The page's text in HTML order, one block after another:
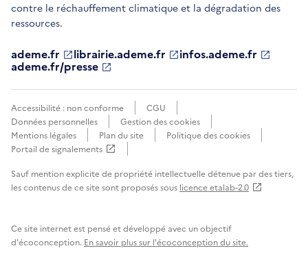
contre le réchauffement climatique et la dégradation des
ressources.
ademe.fr
S'ouvre
dans
une
nouvelle
librairie.ademe.fr
S'ouvre
dans
une
nouvelle
infos.ademe.fr
S'ouvre
nouvelle
ademe.fr/presse
S'ouvre
une
fenêtre
Accessibilité : non conforme
CGU
Données personnelles
Gestion des cookies
Mentions légales
Plan du site
Politique des cookies
Portail de signalements
S'ouvre
une
nouvelle
Sauf mention explicite de propriété intellectuelle détenue par des tiers,
les contenus de ce site sont proposés sous licence etalab-2.0
Ce site internet est pensé et développé avec un objectif
d'écoconception. En savoir plus sur l'écoconception du site.